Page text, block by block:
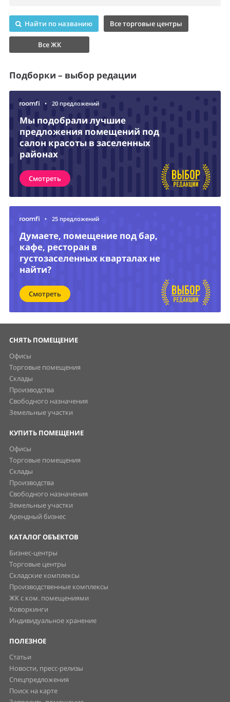
Найти по названию Все торговые центры
Все ЖК
Подборки – выбор редации
• 20 предложений
Мы подобрали лучшие
предложения помещений под
салон красоты в заселенных
районах
Смотреть
• 25 предложений
Думаете, помещение под бар,
кафе, ресторан в
густозаселенных кварталах не
найти?
Смотреть
СНЯТЬ ПОМЕЩЕНИЕ
Офисы
Торговые помещения
Склады
Производства
Свободного назначения
Земельные участки
КУПИТЬ ПОМЕЩЕНИЕ
Офисы
Торговые помещения
Склады
Производства
Свободного назначения
Земельные участки
Арендный бизнес
КАТАЛОГ ОБЪЕКТОВ
Бизнес-центры
Торговые центры
Складские комплексы
Производственные комплексы
ЖК с ком. помещениями
Коворкинги
Индивидуальное хранение
ПОЛЕЗНОЕ
Статьи
Новости, пресс-релизы
Спецпредложения
Поиск на карте